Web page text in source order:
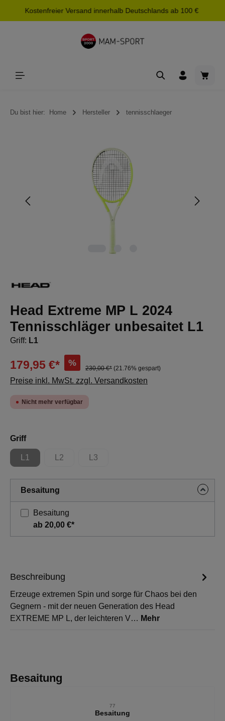
springen
Kostenfreier Versand innerhalb Deutschlands ab 100 €
Du bist hier: Home Hersteller tennisschlaeger
Bildergalerie überspringen
Head Extreme MP L 2024
Tennisschläger unbesaitet L1
Griff: L1
179,95 €* %
230,00 €* (21.76% gespart)
Preise inkl. MwSt. zzgl. Versandkosten
Nicht mehr verfügbar
Griffauswählen
L1
(Diese Option ist zurzeit nicht verfügbar.)
L2
(Diese Option ist zurzeit nicht verfügbar.)
L3
(Diese Option ist zurzeit nicht verfügbar.)
Besaitung
Besaitung
ab 20,00 €*
Beschreibung
Erzeuge extremen Spin und sorge für Chaos bei den
Gegnern - mit der neuen Generation des Head
EXTREME MP L, der leichteren V… Mehr
Produktgalerie überspringen
Besaitung
77
Besaitung